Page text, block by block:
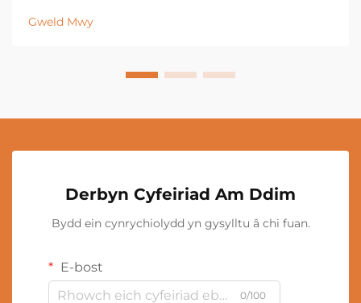
Gweld Mwy
Derbyn Cyfeiriad Am Ddim
Bydd ein cynrychiolydd yn gysylltu â chi fuan.
E-bost
0/100